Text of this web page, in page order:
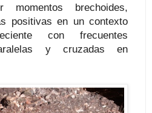
momentos brechoides,
positivas en un contexto
con frecuentes
y cruzadas en